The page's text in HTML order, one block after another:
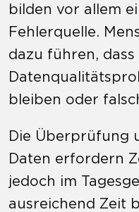
bilden vor allem
Fehlerquelle.
dazu führen, dass
bleiben oder
Die Überprüfung
Daten erfordern
jedoch im
ausreichend Zeit